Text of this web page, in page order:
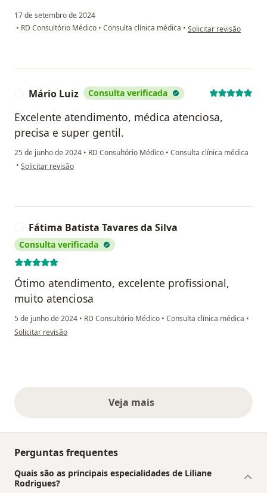
17 de setembro de 2024
• RD Consultório Médico • Consulta clínica médica • na opinião do utilizador
Solicitar revisão
Mário Luiz Consulta verificada
Excelente atendimento, médica atenciosa,
precisa e super gentil.
25 de junho de 2024 • RD Consultório Médico • Consulta clínica médica
• na opinião do utilizador Mário Luiz
Solicitar revisão
Fátima Batista Tavares da Silva
Consulta verificada
Ótimo atendimento, excelente profissional,
muito atenciosa
5 de junho de 2024 • RD Consultório Médico • Consulta clínica médica •
na opinião do utilizador Fátima Batista Tavares da Silva
Solicitar revisão
Veja maisopiniões acima
Perguntas frequentes
Quais são as principais especialidades de Liliane
Rodrigues?